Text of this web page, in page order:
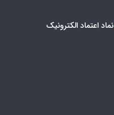
نماد اعتماد الکترونیک